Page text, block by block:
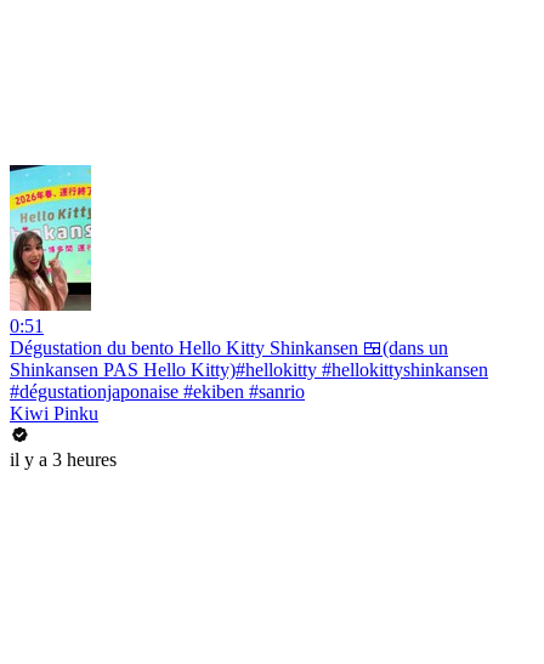
0:51
Dégustation du bento Hello Kitty Shinkansen 🍱(dans un
Shinkansen PAS Hello Kitty)#hellokitty #hellokittyshinkansen
#dégustationjaponaise #ekiben #sanrio
Kiwi Pinku
il y a 3 heures